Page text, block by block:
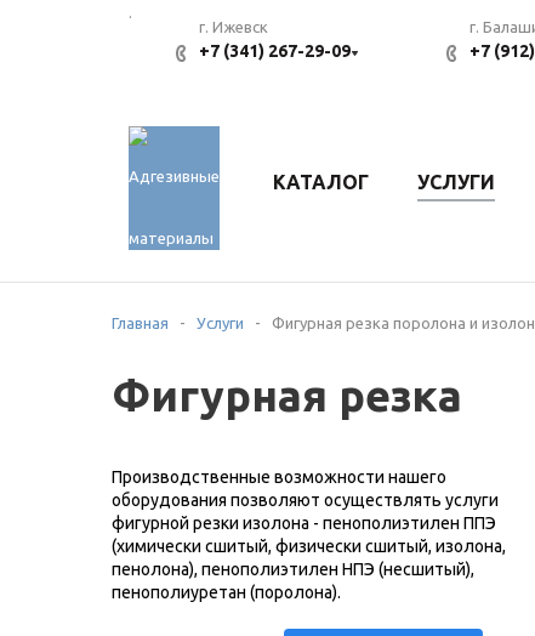
.
г. Ижевск
+7 (341) 267-29-09
г.
+7
КАТАЛОГ УСЛУГИ
Главная - Услуги - Фигурная резка поролона и
Фигурная резка
Производственные возможности нашего
оборудования позволяют осуществлять услуги
фигурной резки изолона - пенополиэтилен ППЭ
(химически сшитый, физически сшитый, изолона,
пенолона), пенополиэтилен НПЭ (несшитый),
пенополиуретан (поролона).